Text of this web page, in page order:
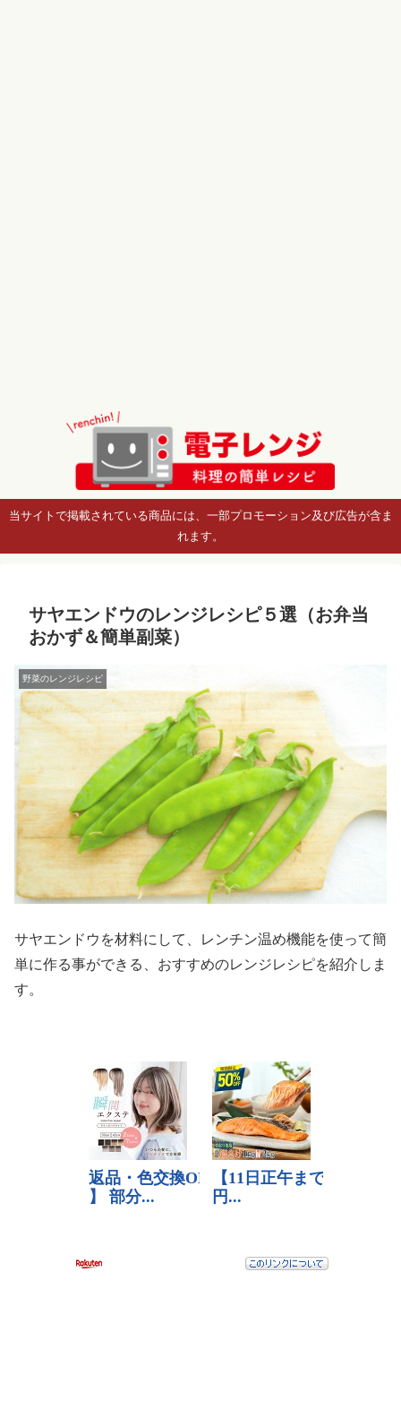
当サイトで掲載されている商品には、一部プロモーション及び広告が含ま
れます。
サヤエンドウのレンジレシピ５選（お弁当
おかず＆簡単副菜）
野菜のレンジレシピ
サヤエンドウを材料にして、レンチン温め機能を使って簡
単に作る事ができる、おすすめのレンジレシピを紹介しま
す。